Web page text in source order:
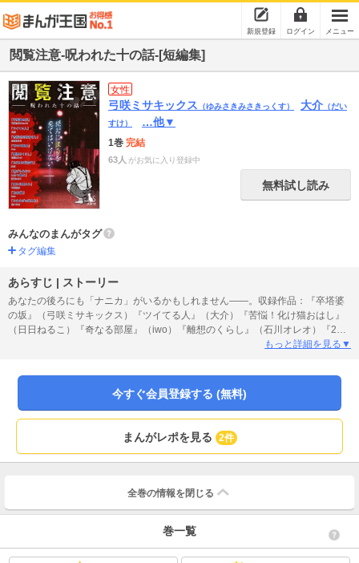
新規登録 ログイン メニュー
閲覧注意-呪われた十の話-[短編集]
女性
弓咲ミサキックス （ゆみさきみさきっくす） 大介 （だい
すけ）
…他▼
1巻 完結
63人 がお気に入り登録中
無料試し読み
みんなのまんがタグ
タグ編集
あらすじ | ストーリー
あなたの後ろにも「ナニカ」がいるかもしれません――。収録作品：『卒塔婆
の坂』（弓咲ミサキックス）『ツイてる人』（大介）『苦悩！化け猫おはし』
（日日ねるこ）『奇なる部屋』（iwo）『離想のくらし』（石川オレオ）『25
日の訪問者』（大介）『逃げられないこたつ飲み』（日日ねるこ）『僕には見
もっと詳細を見る▼
今すぐ会員登録する (無料)
まんがレポを見る 2件
全巻の情報を 閉じる
巻一覧